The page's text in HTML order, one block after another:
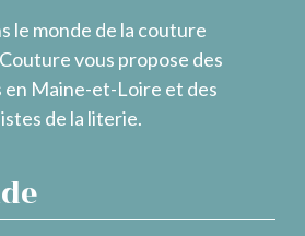
le monde de la couture
vous propose des
Maine-et-Loire et des
de la literie.